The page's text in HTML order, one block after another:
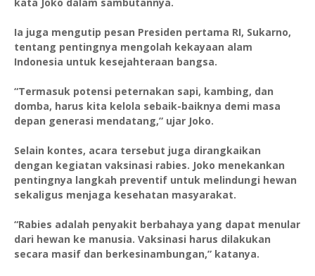
kata Joko dalam sambutannya.
Ia juga mengutip pesan Presiden pertama RI, Sukarno,
tentang pentingnya mengolah kekayaan alam
Indonesia untuk kesejahteraan bangsa.
“Termasuk potensi peternakan sapi, kambing, dan
domba, harus kita kelola sebaik-baiknya demi masa
depan generasi mendatang,” ujar Joko.
Selain kontes, acara tersebut juga dirangkaikan
dengan kegiatan vaksinasi rabies. Joko menekankan
pentingnya langkah preventif untuk melindungi hewan
sekaligus menjaga kesehatan masyarakat.
“Rabies adalah penyakit berbahaya yang dapat menular
dari hewan ke manusia. Vaksinasi harus dilakukan
secara masif dan berkesinambungan,” katanya.